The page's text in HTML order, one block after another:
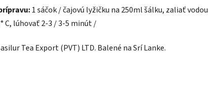
1 sáčok / čajovú lyžičku na 250ml šálku, zaliať vodou
° C, lúhovať 2-3 / 3-5 minút /
Tea Export (PVT) LTD. Balené na Srí Lanke.